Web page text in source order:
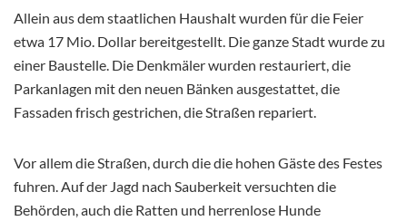
Allein aus dem staatlichen Haushalt wurden für die Feier
etwa 17 Mio. Dollar bereitgestellt. Die ganze Stadt wurde zu
einer Baustelle. Die Denkmäler wurden restauriert, die
Parkanlagen mit den neuen Bänken ausgestattet, die
Fassaden frisch gestrichen, die Straßen repariert.
Vor allem die Straßen, durch die die hohen Gäste des Festes
fuhren. Auf der Jagd nach Sauberkeit versuchten die
Behörden, auch die Ratten und herrenlose Hunde